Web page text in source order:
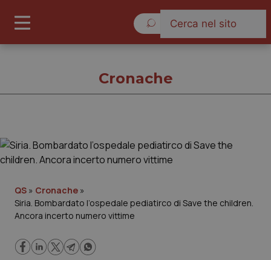
Governo e Parlamento
Regioni e Asl
Cronache
QS » Cronache »
Siria. Bombardato l’ospedale pediatirco di Save the children.
Ancora incerto numero vittime